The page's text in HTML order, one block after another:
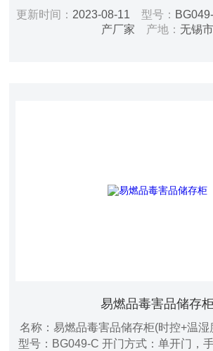
双锁配置 层板：3块一次成型PP阶梯
寸：H1910*W900*D510mm
更新时间： 2023-08-11 型号：
产厂家 产地： 无锡市
易燃品毒害品储存
名称：易燃品毒害品储存柜(时控+温
型号：BG049-C 开门方式：单开门，